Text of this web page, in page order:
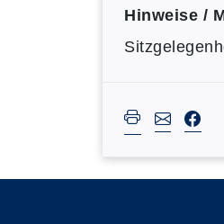
Hinweise /